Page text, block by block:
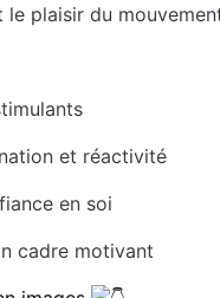
le plaisir du
et réactivité
en soi
cadre motivant